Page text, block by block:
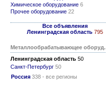
Химическое оборудование 6
Прочее оборудование 22
Все объявления
Ленинградская область 795
Металлообрабатывающее оборуд.
Ленинградская область 50
Санкт-Петербург 50
Россия 338 - все регионы